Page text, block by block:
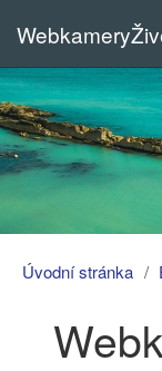
Úvodní stránka